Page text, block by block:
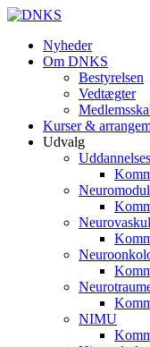
Nyheder
Om DNKS
Bestyrelsen
Vedtægter
Kurser &
Udvalg
NIMU